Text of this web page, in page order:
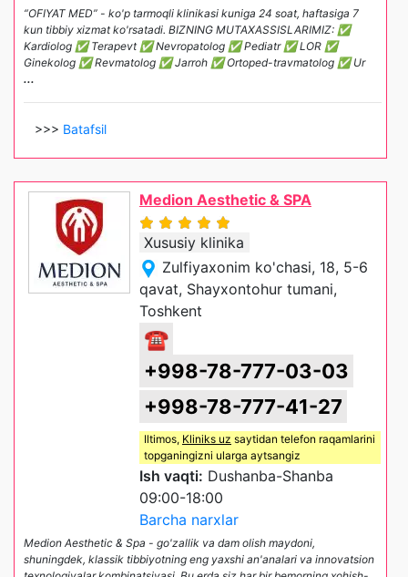
“OFIYAT MED” - ko'p tarmoqli klinikasi kuniga 24 soat, haftasiga 7
kun tibbiy xizmat ko'rsatadi. BIZNING MUTAXASSISLARIMIZ: ✅
Kardiolog ✅ Terapevt ✅ Nevropatolog ✅ Pediatr ✅ LOR ✅
Ginekolog ✅ Revmatolog ✅ Jarroh ✅ Ortoped-travmatolog ✅ Ur
...
>>> Batafsil
Medion Aesthetic & SPA
Xususiy klinika
Zulfiyaxonim ko'chasi, 18, 5-6
qavat, Shayxontohur tumani,
Toshkent
☎
+998-78-777-03-03
+998-78-777-41-27
Iltimos, Kliniks uz saytidan telefon raqamlarini
topganingizni ularga aytsangiz
Ish vaqti: Dushanba-Shanba
09:00-18:00
Barcha narxlar
Medion Aesthetic & Spa - go'zallik va dam olish maydoni,
shuningdek, klassik tibbiyotning eng yaxshi an'analari va innovatsion